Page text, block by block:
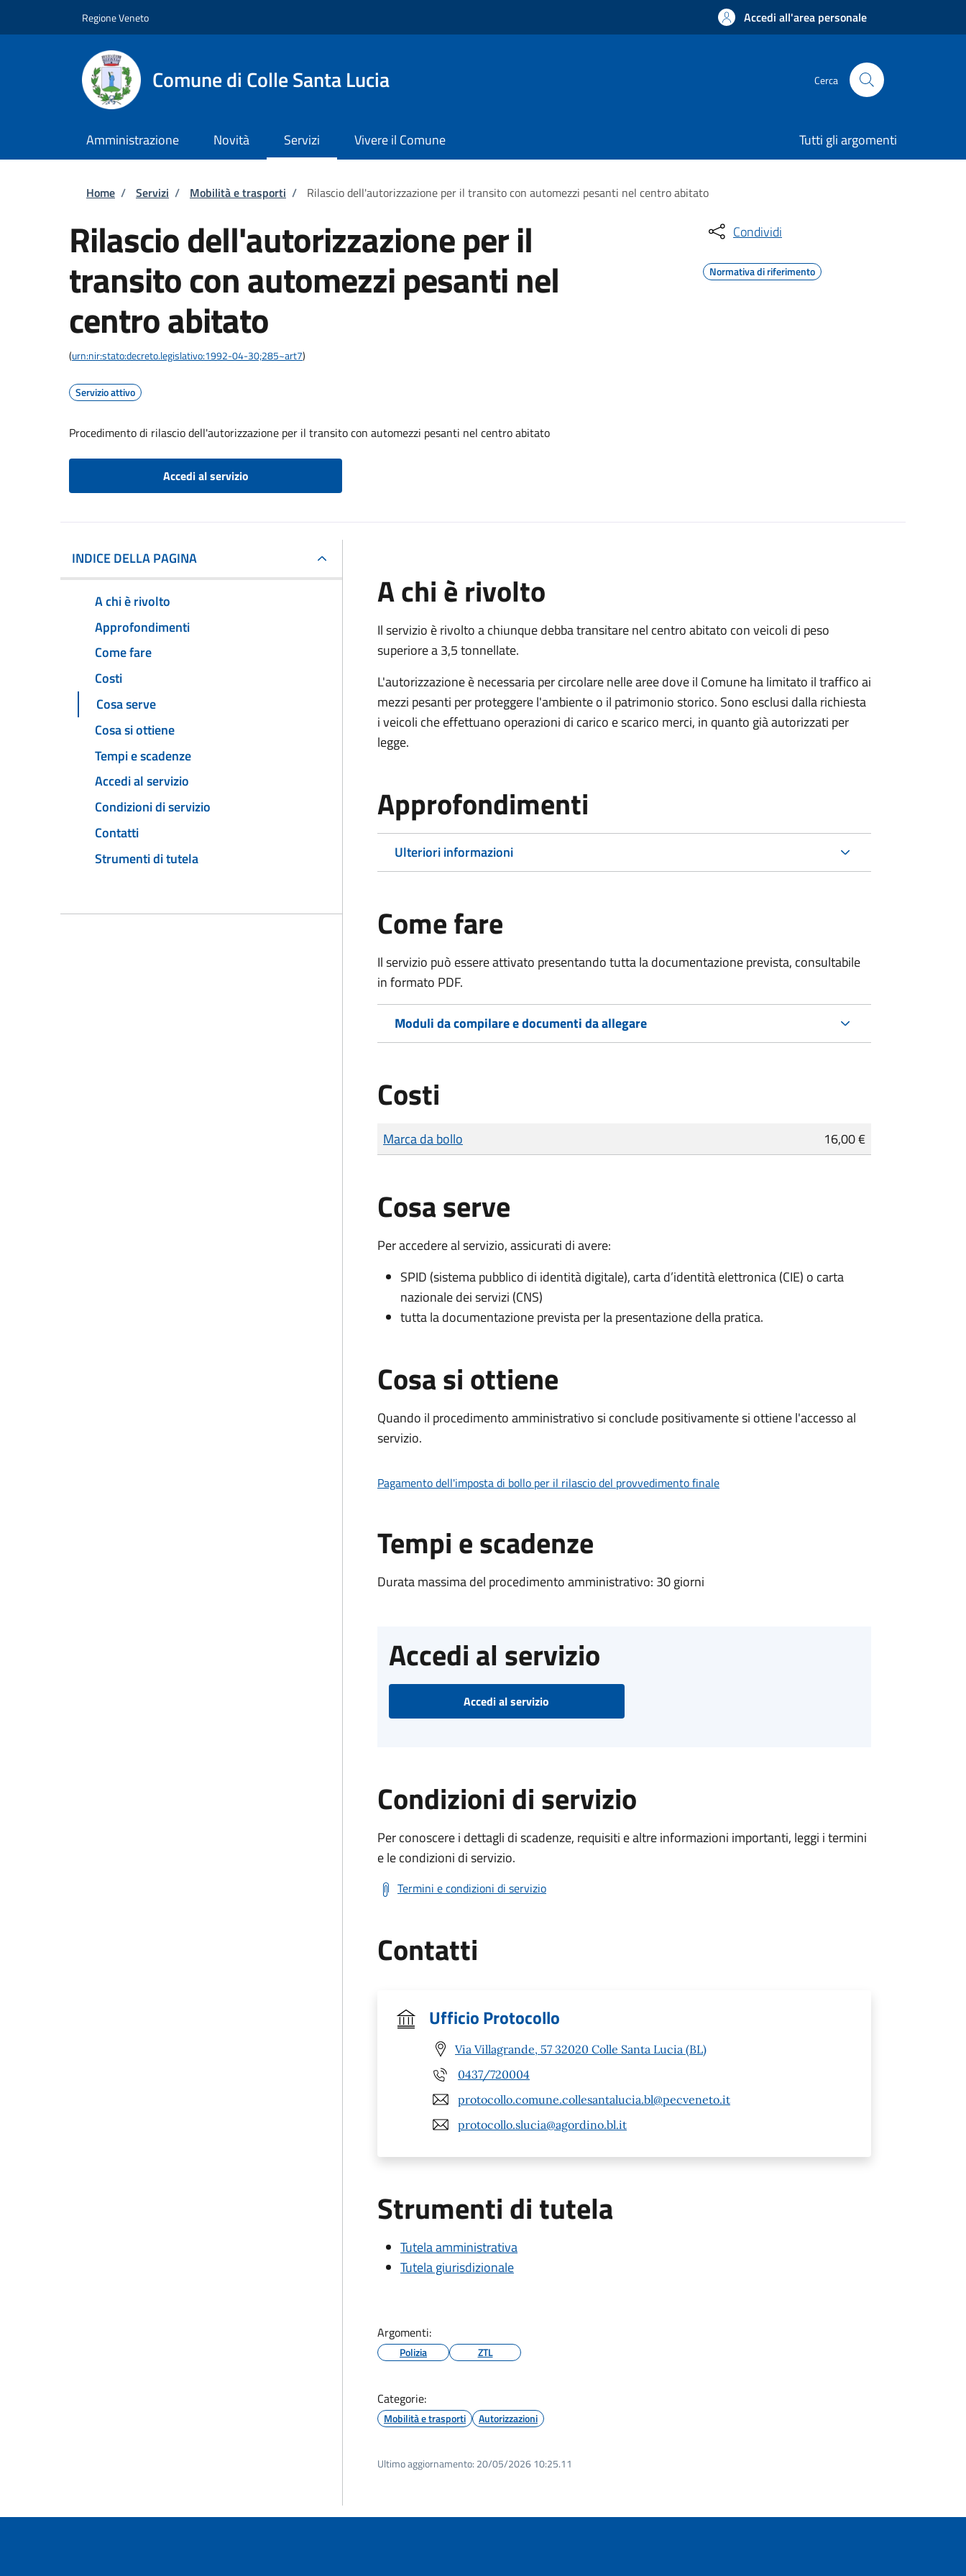
Regione Veneto Accedi all'area personale
Comune di Colle Santa Lucia Cerca
Amministrazione Novità Servizi Vivere il Comune Tutti gli argomenti
Briciole di pane
Home / Servizi / Mobilità e trasporti / Rilascio dell'autorizzazione per il transito con automezzi pesanti nel centro abitato
Rilascio dell'autorizzazione per il
transito con automezzi pesanti nel
centro abitato
(urn:nir:stato:decreto.legislativo:1992-04-30;285~art7)
Servizio attivo
Procedimento di rilascio dell'autorizzazione per il transito con automezzi pesanti nel centro abitato
Accedi al servizio
Condividi
Normativa di riferimento
INDICE DELLA PAGINA
A chi è rivolto
Approfondimenti
Come fare
Costi
Cosa serve
Cosa si ottiene
Tempi e scadenze
Accedi al servizio
Condizioni di servizio
Contatti
Strumenti di tutela
A chi è rivolto
Il servizio è rivolto a chiunque debba transitare nel centro abitato con veicoli di peso
superiore a 3,5 tonnellate.
L'autorizzazione è necessaria per circolare nelle aree dove il Comune ha limitato il traffico ai
mezzi pesanti per proteggere l'ambiente o il patrimonio storico. Sono esclusi dalla richiesta
i veicoli che effettuano operazioni di carico e scarico merci, in quanto già autorizzati per
legge.
Approfondimenti
Ulteriori informazioni
Come fare
Il servizio può essere attivato presentando tutta la documentazione prevista, consultabile
in formato PDF.
Moduli da compilare e documenti da allegare
Costi
Tipo di pagamento
Importo
Marca da bollo 16,00 €
Cosa serve
Per accedere al servizio, assicurati di avere:
SPID (sistema pubblico di identità digitale), carta d’identità elettronica (CIE) o carta
nazionale dei servizi (CNS)
tutta la documentazione prevista per la presentazione della pratica.
Cosa si ottiene
Quando il procedimento amministrativo si conclude positivamente si ottiene l'accesso al
servizio.
Pagamento dell'imposta di bollo per il rilascio del provvedimento finale
Tempi e scadenze
Durata massima del procedimento amministrativo: 30 giorni
Accedi al servizio
Accedi al servizio
Condizioni di servizio
Per conoscere i dettagli di scadenze, requisiti e altre informazioni importanti, leggi i termini
e le condizioni di servizio.
Termini e condizioni di servizio
Contatti
Ufficio Protocollo
Via Villagrande, 57 32020 Colle Santa Lucia (BL)
0437/720004
protocollo.comune.collesantalucia.bl@pecveneto.it
protocollo.slucia@agordino.bl.it
Strumenti di tutela
Tutela amministrativa
Tutela giurisdizionale
Argomenti:
Polizia ZTL
Categorie:
Mobilità e trasporti Autorizzazioni
Ultimo aggiornamento: 20/05/2026 10:25.11